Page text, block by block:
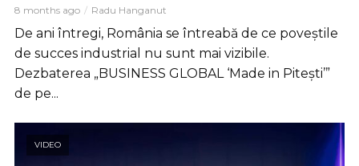
8 months ago Radu Hanganut
De ani întregi, România se întreabă de ce poveștile
de succes industrial nu sunt mai vizibile.
Dezbaterea „BUSINESS GLOBAL ‘Made in Pitești’”
de pe...
VIDEO